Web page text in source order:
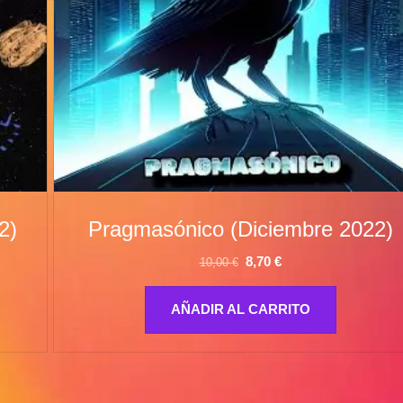
Pragmasónico (Diciembre 2022)
10,00€ El
original
8,70 €El
actual
AÑADIR AL CARRITO